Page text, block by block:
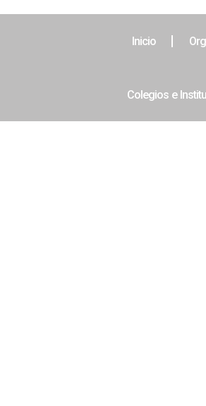
Inicio
Colegios e